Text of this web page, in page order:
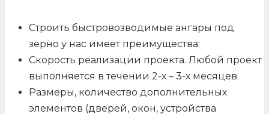
Строить быстровозводимые ангары под
зерно у нас имеет преимущества:
Скорость реализации проекта. Любой проект
выполняется в течении 2-х – 3-х месяцев.
Размеры, количество дополнительных
элементов (дверей, окон, устройства